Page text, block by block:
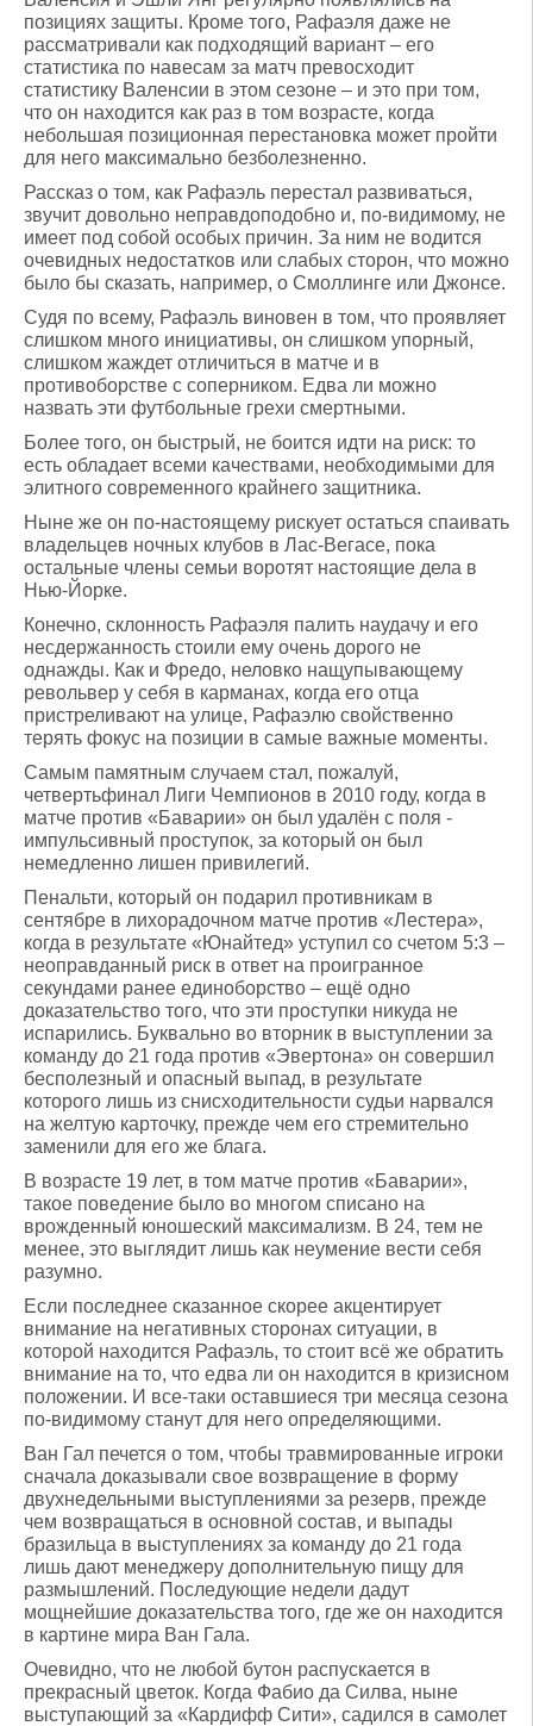
позициях защиты. Кроме того, Рафаэля даже не
рассматривали как подходящий вариант – его
статистика по навесам за матч превосходит
статистику Валенсии в этом сезоне – и это при том,
что он находится как раз в том возрасте, когда
небольшая позиционная перестановка может пройти
для него максимально безболезненно.
Рассказ о том, как Рафаэль перестал развиваться,
звучит довольно неправдоподобно и, по-видимому, не
имеет под собой особых причин. За ним не водится
очевидных недостатков или слабых сторон, что можно
было бы сказать, например, о Смоллинге или Джонсе.
Судя по всему, Рафаэль виновен в том, что проявляет
слишком много инициативы, он слишком упорный,
слишком жаждет отличиться в матче и в
противоборстве с соперником. Едва ли можно
назвать эти футбольные грехи смертными.
Более того, он быстрый, не боится идти на риск: то
есть обладает всеми качествами, необходимыми для
элитного современного крайнего защитника.
Ныне же он по-настоящему рискует остаться спаивать
владельцев ночных клубов в Лас-Вегасе, пока
остальные члены семьи воротят настоящие дела в
Нью-Йорке.
Конечно, склонность Рафаэля палить наудачу и его
несдержанность стоили ему очень дорого не
однажды. Как и Фредо, неловко нащупывающему
револьвер у себя в карманах, когда его отца
пристреливают на улице, Рафаэлю свойственно
терять фокус на позиции в самые важные моменты.
Самым памятным случаем стал, пожалуй,
четвертьфинал Лиги Чемпионов в 2010 году, когда в
матче против «Баварии» он был удалён с поля -
импульсивный проступок, за который он был
немедленно лишен привилегий.
Пенальти, который он подарил противникам в
сентябре в лихорадочном матче против «Лестера»,
когда в результате «Юнайтед» уступил со счетом 5:3 –
неоправданный риск в ответ на проигранное
секундами ранее единоборство – ещё одно
доказательство того, что эти проступки никуда не
испарились. Буквально во вторник в выступлении за
команду до 21 года против «Эвертона» он совершил
бесполезный и опасный выпад, в результате
которого лишь из снисходительности судьи нарвался
на желтую карточку, прежде чем его стремительно
заменили для его же блага.
В возрасте 19 лет, в том матче против «Баварии»,
такое поведение было во многом списано на
врожденный юношеский максимализм. В 24, тем не
менее, это выглядит лишь как неумение вести себя
разумно.
Если последнее сказанное скорее акцентирует
внимание на негативных сторонах ситуации, в
которой находится Рафаэль, то стоит всё же обратить
внимание на то, что едва ли он находится в кризисном
положении. И все-таки оставшиеся три месяца сезона
по-видимому станут для него определяющими.
Ван Гал печется о том, чтобы травмированные игроки
сначала доказывали свое возвращение в форму
двухнедельными выступлениями за резерв, прежде
чем возвращаться в основной состав, и выпады
бразильца в выступлениях за команду до 21 года
лишь дают менеджеру дополнительную пищу для
размышлений. Последующие недели дадут
мощнейшие доказательства того, где же он находится
в картине мира Ван Гала.
Очевидно, что не любой бутон распускается в
прекрасный цветок. Когда Фабио да Силва, ныне
выступающий за «Кардифф Сити», садился в самолет